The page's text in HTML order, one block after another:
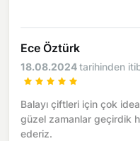
Ece Öztürk
18.08.2024tarihinden
Balayı çiftleri için çok
güzel zamanlar geçirdik
ederiz.